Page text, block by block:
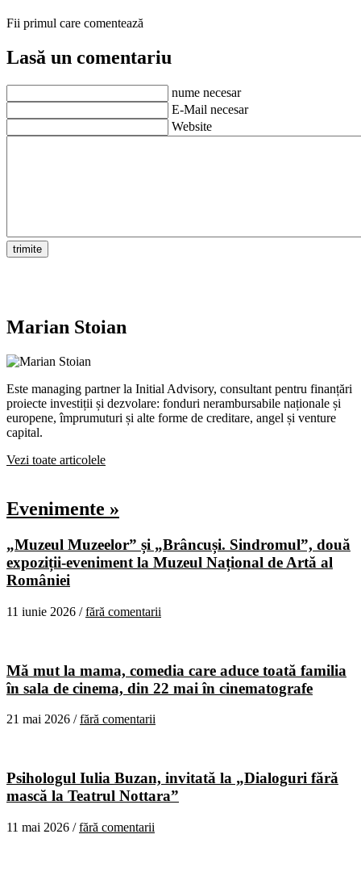
Fii primul care comentează
Lasă un comentariu
nume necesar
E-Mail necesar
Website
Marian Stoian
Este managing partner la Initial Advisory, consultant pentru finanțări
proiecte investiții și dezvolare: fonduri nerambursabile naționale și
europene, împrumuturi și alte forme de creditare, angel și venture
capital.
Vezi toate articolele
Evenimente »
„Muzeul Muzeelor” și „Brâncuși. Sindromul”, două
expoziții-eveniment la Muzeul Național de Artă al
României
11 iunie 2026 /fără comentarii
Mă mut la mama, comedia care aduce toată familia
în sala de cinema, din 22 mai în cinematografe
21 mai 2026 /fără comentarii
Psihologul Iulia Buzan, invitată la „Dialoguri fără
mască la Teatrul Nottara”
11 mai 2026 /fără comentarii